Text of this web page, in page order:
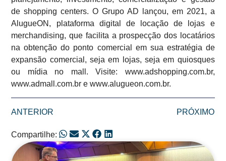
de shopping centers. O Grupo AD lançou, em 2021, a
AlugueON, plataforma digital de locação de lojas e
merchandising, que facilita a prospecção dos locatários
na obtenção do ponto comercial em sua estratégia de
expansão comercial, seja em lojas, seja em quiosques
ou mídia no mall. Visite: www.adshopping.com.br,
www.admall.com.br e www.alugueon.com.br.
ANTERIOR PRÓXIMO
Compartilhe: